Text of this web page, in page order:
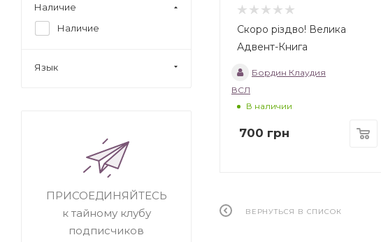
Скоро різдво! Велика
Адвент-Книга
Бордин Клаудия
ВСЛ
В наличии
700 грн
ВЕРНУТЬСЯ В СПИСОК
Наличие
Наличие
Язык
ПРИСОЕДИНЯЙТЕСЬ
к тайному клубу
подписчиков